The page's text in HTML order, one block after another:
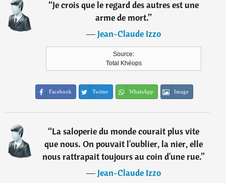
“Je crois que le regard des autres est une
arme de mort.”
―Jean-Claude Izzo
Source:
Total Khéops
Facebook Twitter WhatsApp Image
“La saloperie du monde courait plus vite
que nous. On pouvait l'oublier, la nier, elle
nous rattrapait toujours au coin d'une rue.”
―Jean-Claude Izzo